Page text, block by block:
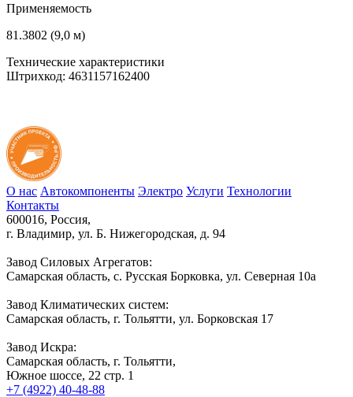
Применяемость
81.3802 (9,0 м)
Технические характеристики
Штрихкод: 4631157162400
О нас Автокомпоненты Электро Услуги Технологии
Контакты
600016, Россия,
г. Владимир, ул. Б. Нижегородская, д. 94
Завод Силовых Агрегатов:
Самарская область, с. Русская Борковка, ул. Северная 10а
Завод Климатических систем:
Самарская область, г. Тольятти, ул. Борковская 17
Завод Искра:
Самарская область, г. Тольятти,
Южное шоссе, 22 стр. 1
+7 (4922) 40-48-88